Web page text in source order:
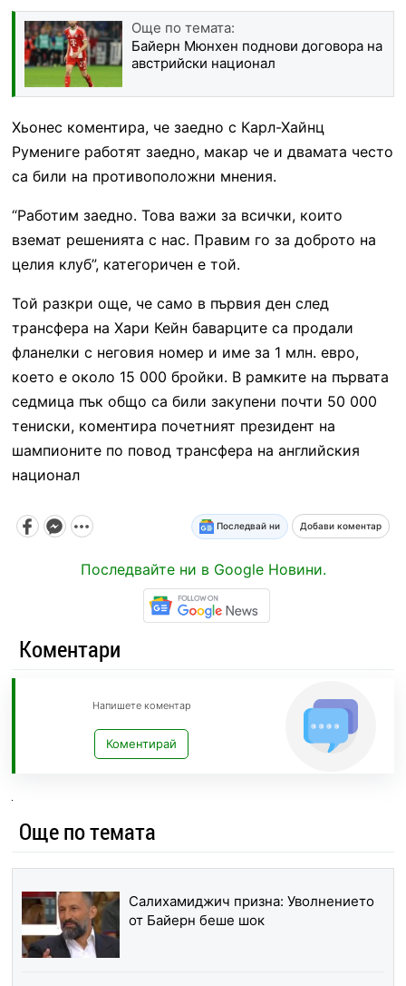
Още по темата:
Байерн Мюнхен поднови договора на
австрийски национал
Хьонес коментира, че заедно с Карл-Хайнц
Румениге работят заедно, макар че и двамата често
са били на противоположни мнения.
“Работим заедно. Това важи за всички, които
вземат решенията с нас. Правим го за доброто на
целия клуб”, категоричен е той.
Той разкри още, че само в първия ден след
трансфера на Хари Кейн баварците са продали
фланелки с неговия номер и име за 1 млн. евро,
което е около 15 000 бройки. В рамките на първата
седмица пък общо са били закупени почти 50 000
тениски, коментира почетният президент на
шампионите по повод трансфера на английския
национал
Последвай ни Добави коментар
Последвайте ни в Google Новини.
Коментари
Напишете коментар
Коментирай
Още по темата
Салихамиджич призна: Уволнението
от Байерн беше шок